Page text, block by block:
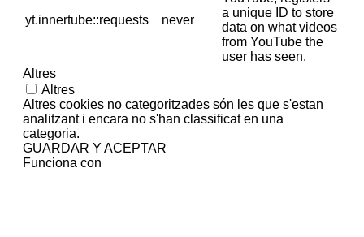
yt.innertube::requests never
a unique ID to store
data on what videos
from YouTube the
user has seen.
Altres
Altres
Altres cookies no categoritzades són les que s'estan
analitzant i encara no s'han classificat en una
categoria.
GUARDAR Y ACEPTAR
Funciona con